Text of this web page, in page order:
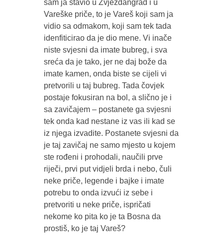
sam ja stavio u Zvjezdangrad i u
Vareške priče, to je Vareš koji sam ja
vidio sa odmakom, koji sam tek tada
idenfiticirao da je dio mene. Vi inače
niste svjesni da imate bubreg, i sva
sreća da je tako, jer ne daj bože da
imate kamen, onda biste se cijeli vi
pretvorili u taj bubreg. Tada čovjek
postaje fokusiran na bol, a slično je i
sa zavičajem – postanete ga svjesni
tek onda kad nestane iz vas ili kad se
iz njega izvadite. Postanete svjesni da
je taj zavičaj ne samo mjesto u kojem
ste rođeni i prohodali, naučili prve
riječi, prvi put vidjeli brda i nebo, čuli
neke priče, legende i bajke i imate
potrebu to onda izvući iz sebe i
pretvoriti u neke priče, ispričati
nekome ko pita ko je ta Bosna da
prostiš, ko je taj Vareš?